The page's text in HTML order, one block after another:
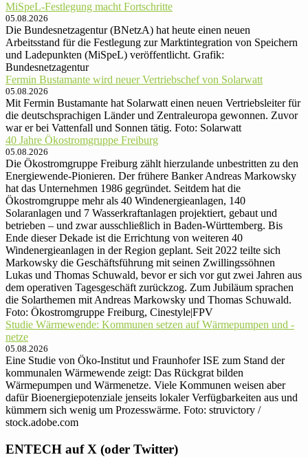
MiSpeL-Festlegung macht Fortschritte
05.08.2026
Die Bundesnetzagentur (BNetzA) hat heute einen neuen
Arbeitsstand für die Festlegung zur Marktintegration von Speichern
und Ladepunkten (MiSpeL) veröffentlicht. Grafik:
Bundesnetzagentur
Fermin Bustamante wird neuer Vertriebschef von Solarwatt
05.08.2026
Mit Fermin Bustamante hat Solarwatt einen neuen Vertriebsleiter für
die deutschsprachigen Länder und Zentraleuropa gewonnen. Zuvor
war er bei Vattenfall und Sonnen tätig. Foto: Solarwatt
40 Jahre Ökostromgruppe Freiburg
05.08.2026
Die Ökostromgruppe Freiburg zählt hierzulande unbestritten zu den
Energiewende-Pionieren. Der frühere Banker Andreas Markowsky
hat das Unternehmen 1986 gegründet. Seitdem hat die
Ökostromgruppe mehr als 40 Windenergieanlagen, 140
Solaranlagen und 7 Wasserkraftanlagen projektiert, gebaut und
betrieben – und zwar ausschließlich in Baden-Württemberg. Bis
Ende dieser Dekade ist die Errichtung von weiteren 40
Windenergieanlagen in der Region geplant. Seit 2022 teilte sich
Markowsky die Geschäftsführung mit seinen Zwillingssöhnen
Lukas und Thomas Schuwald, bevor er sich vor gut zwei Jahren aus
dem operativen Tagesgeschäft zurückzog. Zum Jubiläum sprachen
die Solarthemen mit Andreas Markowsky und Thomas Schuwald.
Foto: Ökostromgruppe Freiburg, Cinestyle|FPV
Studie Wärmewende: Kommunen setzen auf Wärmepumpen und -
netze
05.08.2026
Eine Studie von Öko-Institut und Fraunhofer ISE zum Stand der
kommunalen Wärmewende zeigt: Das Rückgrat bilden
Wärmepumpen und Wärmenetze. Viele Kommunen weisen aber
dafür Bioenergiepotenziale jenseits lokaler Verfügbarkeiten aus und
kümmern sich wenig um Prozesswärme. Foto: struvictory /
stock.adobe.com
ENTECH auf X (oder Twitter)